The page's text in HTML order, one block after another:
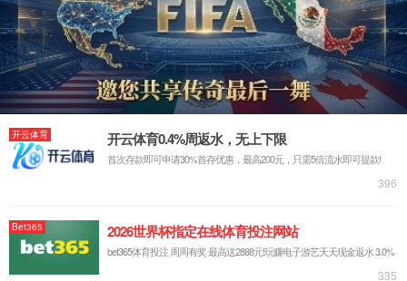
若到江南赶上春，
千万和春住。
烟花三月，正是春暖花开之际，
迎着和煦的春风，沐浴着春日的暖阳，
云顶线路yd12300宁波公司2023年员工旅游正式启动。
本次旅游共分3条线，涵盖云顶线路yd12300宁波公
3月11日，首批出行的家人共有460余位，趁着阳光
正好，去想去的地方。